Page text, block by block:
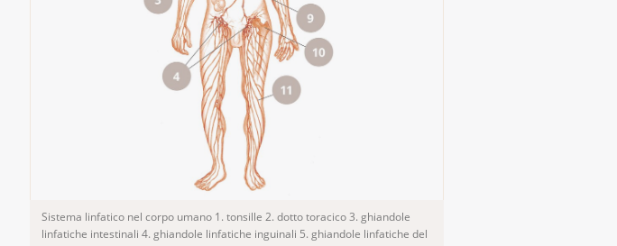
Sistema linfatico nel corpo umano 1. tonsille 2. dotto toracico 3. ghiandole
linfatiche intestinali 4. ghiandole linfatiche inguinali 5. ghiandole linfatiche del